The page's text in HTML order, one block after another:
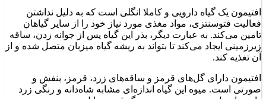
افتیمون یک گیاه دارویی و کاملا انگلی است که به دلیل نداشتن
فعالیت فتوسنتزی، مواد مغذی مورد نیاز خود را از سایر گیاهان
تامین می‌کند. به عبارت دیگر، بذر این گیاه پس از جوانه زدن، ساقه
زیرزمینی ایجاد می‌کند تا بتواند به ریشه گیاه میزبان متصل شده و از
آن تغذیه کند.
افتیمون دارای گل‌های قرمز و ساقه‌های زرد، قرمز، بنفش و
صورتی است. میوه این گیاه اندازه‌ای مشابه شاه‌دانه و رنگی زرد